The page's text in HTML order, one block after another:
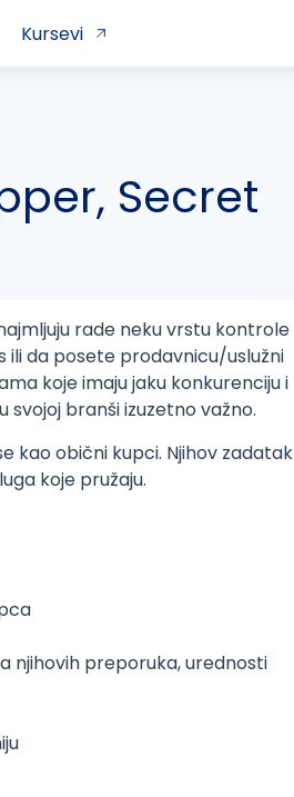
Kursevi
Secret
rade neku vrstu kontrole
ili da posete prodavnicu/uslužni
koje imaju jaku konkurenciju i
svojoj branši izuzetno važno.
kao obični kupci. Njihov zadatak
koje pružaju.
njihovih preporuka, urednosti